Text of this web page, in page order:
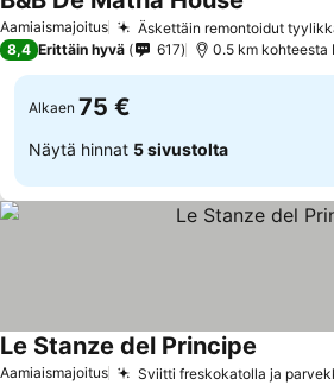
Aamiaismajoitus Äskettäin remontoidut
8,4 Erittäin hyvä 617 0.5 km kohteesta
Alkaen 75 €
Näytä hinnat 5 sivustolta
Aamiaismajoitus Sviitti freskokatolla ja
Le Stanze del Principe